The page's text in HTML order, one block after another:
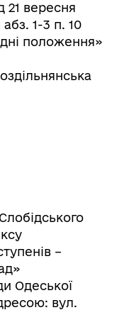
21 вересня
1-3 п. 10
положення»
–
Одеської
вул.